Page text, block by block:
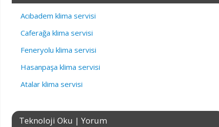
Acıbadem klima servisi
Caferağa klima servisi
Feneryolu klima servisi
Hasanpaşa klima servisi
Atalar klima servisi
Teknoloji Oku | Yorum